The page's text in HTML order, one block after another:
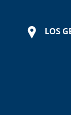
LOS